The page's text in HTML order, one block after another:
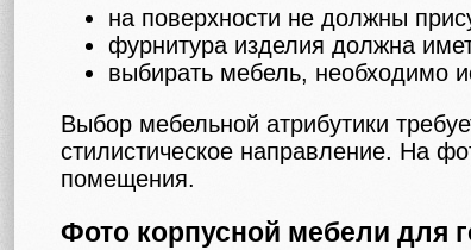
на поверхности не должны
фурнитура изделия должна
выбирать мебель, необходимо
Выбор мебельной атрибутики
стилистическое направление. На
помещения.
Фото корпусной мебели для